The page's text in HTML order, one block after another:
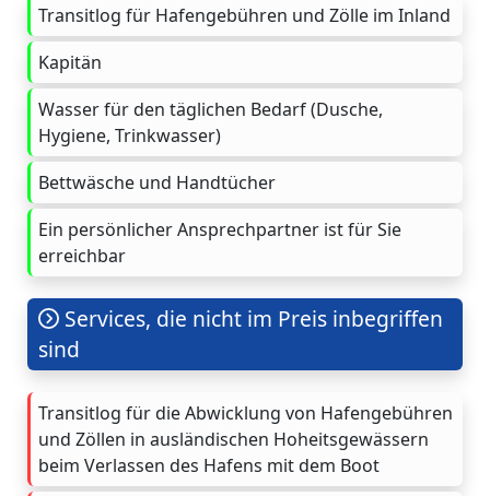
Transitlog für Hafengebühren und Zölle im Inland
Kapitän
Wasser für den täglichen Bedarf (Dusche,
Hygiene, Trinkwasser)
Bettwäsche und Handtücher
Ein persönlicher Ansprechpartner ist für Sie
erreichbar
Services, die nicht im Preis inbegriffen
sind
Transitlog für die Abwicklung von Hafengebühren
und Zöllen in ausländischen Hoheitsgewässern
beim Verlassen des Hafens mit dem Boot